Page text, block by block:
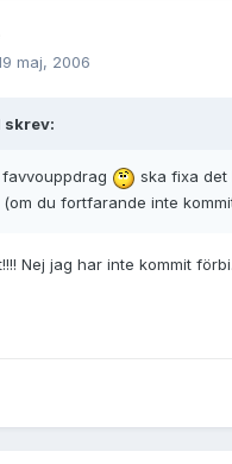
maj, 2006
skrev:
ska fixa det
du fortfarande inte
Nej jag har inte kommit